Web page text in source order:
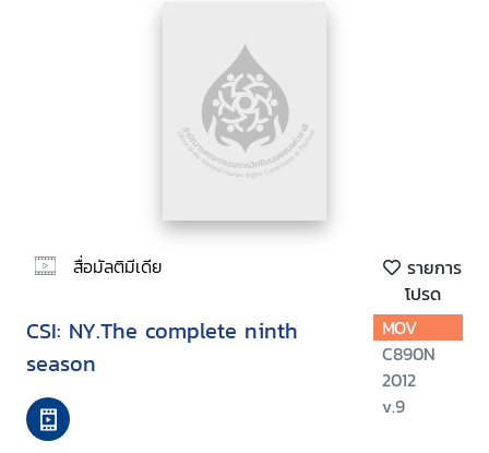
สื่อมัลติมีเดีย
รายการ
โปรด
CSI: NY.The complete ninth
season
MOV
C890N
2012
v.9